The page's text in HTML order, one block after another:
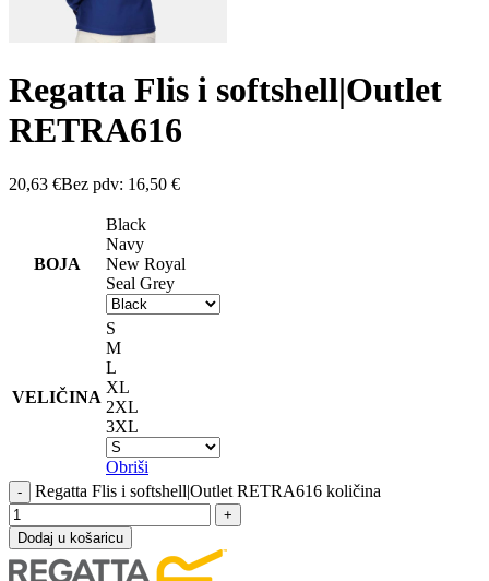
Regatta Flis i softshell|Outlet
RETRA616
20,63 €Bez pdv: 16,50 €
BOJA
Black
Navy
New Royal
Seal Grey
VELIČINA
S
M
L
XL
2XL
3XL
Obriši
Regatta Flis i softshell|Outlet RETRA616 količina
Dodaj u košaricu